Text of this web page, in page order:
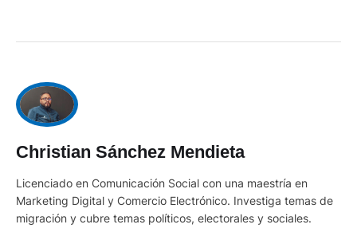
Christian Sánchez Mendieta
Licenciado en Comunicación Social con una maestría en
Marketing Digital y Comercio Electrónico. Investiga temas de
migración y cubre temas políticos, electorales y sociales.